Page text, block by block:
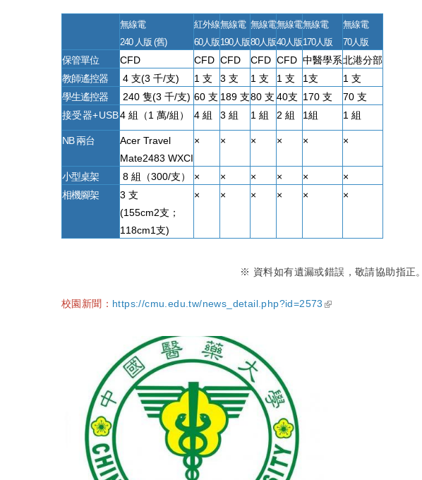
無線電
240 人版 (舊)
紅外線
60人版
無線電
190人版
無線電
80人版
無線電
40人版
無線電
170人版
無線電
70人版
保管單位
CFD CFD CFD CFD CFD 中醫學系北港分部
教師遙控器
4 支(3 千/支) 1 支 3 支 1 支 1 支 1支
1 支
學生遙控器
240 隻(3 千/支) 60 支 189 支80 支 40支 170 支
70 支
接受器+USB4 組（1 萬/組） 4 組 3 組 1 組 2 組 1組 1 組
NB 兩台
Acer Travel
Mate2483 WXCI
× × × × × ×
小型桌架 8 組（300/支） × × × × ×
×
相機腳架
3 支
(155cm2支；
118cm1支)
× × × × × ×
※ 資料如有遺漏或錯誤，敬請協助指正。
校園新聞： https://cmu.edu.tw/news_detail.php?id=2573
(link is external)